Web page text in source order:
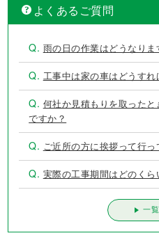
よくあるご質問
Q. 雨の日の作業はどうなりま
Q. 工事中は家の車はどうすれ
Q. 何社か見積もりを取った
ですか？
Q. ご近所の方に挨拶って行っ
Q. 実際の工事期間はどのくら
一